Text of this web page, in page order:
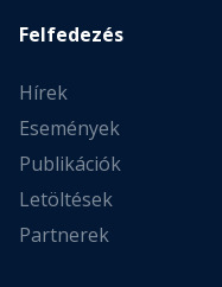
Felfedezés
Hírek
Események
Publikációk
Letöltések
Partnerek